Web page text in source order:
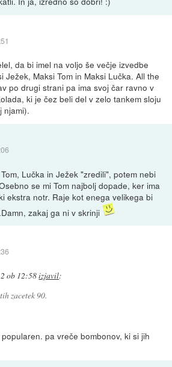
da bi imel na voljo še večje izvedbe
Ježek, Maksi Tom in Maksi Lučka. All the
po drugi strani pa ima svoj čar ravno v
ki je čez beli del v zelo tankem sloju
njami).
Lučka in Ježek "zredili", potem nebi
se mi Tom najbolj dopade, ker ima
ekstra notr. Raje kot enega velikega bi
zakaj ga ni v skrinji
ob 12:58izjavil:
zacetek 90.
pa vreče bombonov, ki si jih